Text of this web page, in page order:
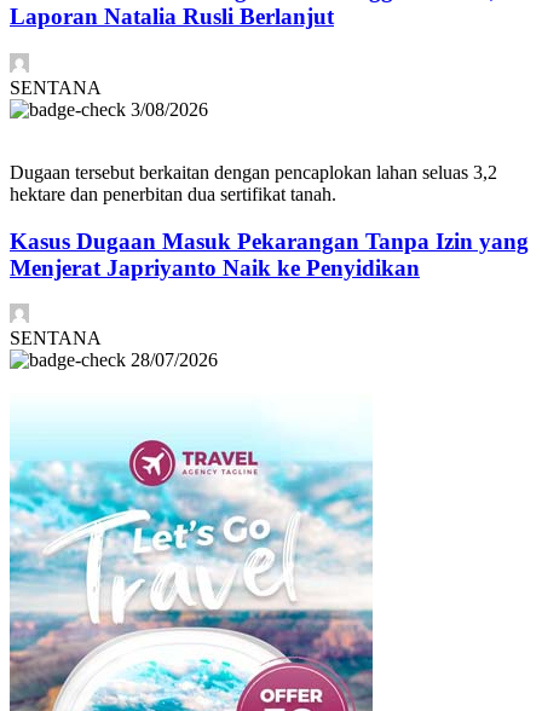
Laporan Natalia Rusli Berlanjut
SENTANA
3/08/2026
Dugaan tersebut berkaitan dengan pencaplokan lahan seluas 3,2
hektare dan penerbitan dua sertifikat tanah.
Kasus Dugaan Masuk Pekarangan Tanpa Izin yang
Menjerat Japriyanto Naik ke Penyidikan
SENTANA
28/07/2026